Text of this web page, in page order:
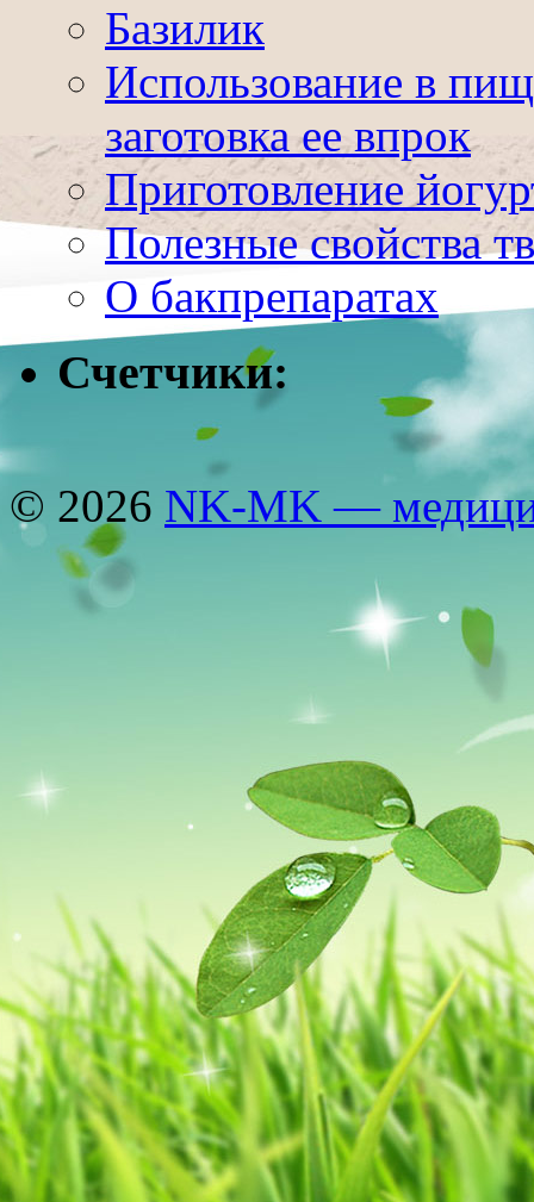
Базилик
Использование в
заготовка ее впрок
Приготовление
Полезные свойства
О бакпрепаратах
Счетчики:
© 2026 NK-MK —